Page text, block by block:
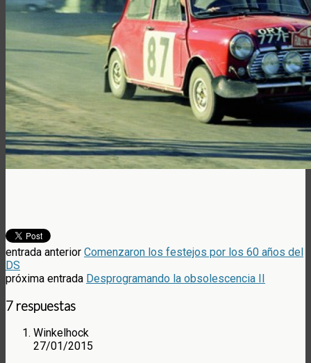
entrada anterior Comenzaron los festejos por los 60 años del
DS
próxima entrada Desprogramando la obsolescencia II
7 respuestas
Winkelhock
27/01/2015